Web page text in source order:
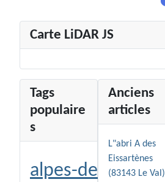
Carte LiDAR JS
Tags
populaire
s
alpes-de-
Anciens
articles
L"abri A des
Eissartènes
(83143 Le Val)